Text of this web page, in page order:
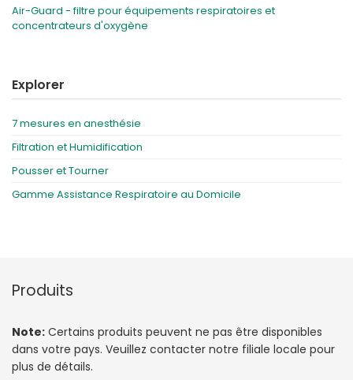
Air-Guard - filtre pour équipements respiratoires et
concentrateurs d'oxygène
Explorer
7 mesures en anesthésie
Filtration et Humidification
Pousser et Tourner
Gamme Assistance Respiratoire au Domicile
Produits
Note: Certains produits peuvent ne pas être disponibles
dans votre pays. Veuillez contacter notre filiale locale pour
plus de détails.